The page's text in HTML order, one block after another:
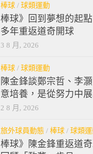
棒球 / 球類運動
棒球》回到夢想的起
多年重返道奇開球
3 8 月, 2026
棒球 / 球類運動
陳金鋒談鄭宗哲、李
意培養，是從努力中
2 8 月, 2026
旅外球員動態 / 棒球 / 球類
棒球》陳金鋒重返道